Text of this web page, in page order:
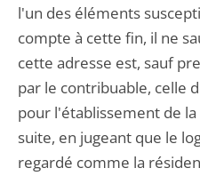
l'un des éléments
compte à cette fin, il ne
cette adresse est, sauf
par le contribuable, celle
pour l'établissement de
suite, en jugeant que le
regardé comme la